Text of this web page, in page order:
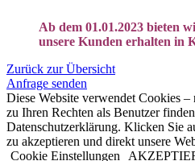
Ab dem 01.01.2023 bieten
unsere Kunden erhalten in
Zurück zur Übersicht
Anfrage senden
Diese Website verwendet Cookies
zu Ihren Rechten als Benutzer
Datenschutzerklärung. Klicken Sie
zu akzeptieren und direkt unsere
Cookie Einstellungen